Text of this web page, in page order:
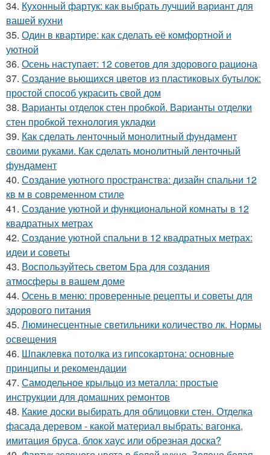
34. Кухонный фартук: как выбрать лучший вариант для
вашей кухни
35. Один в квартире: как сделать её комфортной и
уютной
36. Осень наступает: 12 советов для здорового рациона
37. Создание вьющихся цветов из пластиковых бутылок:
простой способ украсить свой дом
38. Варианты отделок стен пробкой. Варианты отделки
стен пробкой технология укладки
39. Как сделать ленточный монолитный фундамент
своими руками. Как сделать монолитный ленточный
фундамент
40. Создание уютного пространства: дизайн спальни 12
кв м в современном стиле
41. Создание уютной и функциональной комнаты в 12
квадратных метрах
42. Создание уютной спальни в 12 квадратных метрах:
идеи и советы
43. Воспользуйтесь светом Бра для создания
атмосферы в вашем доме
44. Осень в меню: проверенные рецепты и советы для
здорового питания
45. Люминесцентные светильники количество лк. Нормы
освещения
46. Шпаклевка потолка из гипсокартона: основные
принципы и рекомендации
47. Самодельное крыльцо из металла: простые
инструкции для домашних ремонтов
48. Какие доски выбирать для облицовки стен. Отделка
фасада деревом - какой материал выбрать: вагонка,
имитация бруса, блок хаус или обрезная доска?